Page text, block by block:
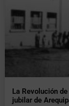
La Revolución
jubilar de